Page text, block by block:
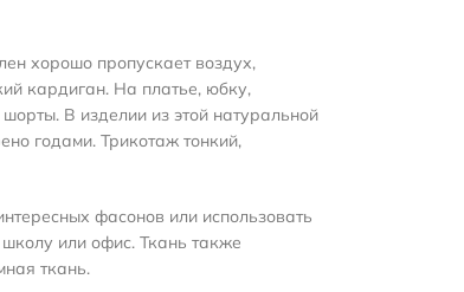
хорошо пропускает воздух,
кардиган. На платье, юбку,
В изделии из этой натуральной
годами. Трикотаж тонкий,
фасонов или использовать
или офис. Ткань также
ткань.